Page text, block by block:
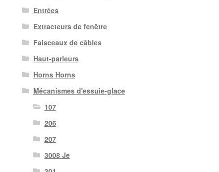
Entrées
Extracteurs de fenêtre
Faisceaux de câbles
Haut-parleurs
Horns Horns
Mécanismes d'essuie-glace
107
206
207
3008 Je